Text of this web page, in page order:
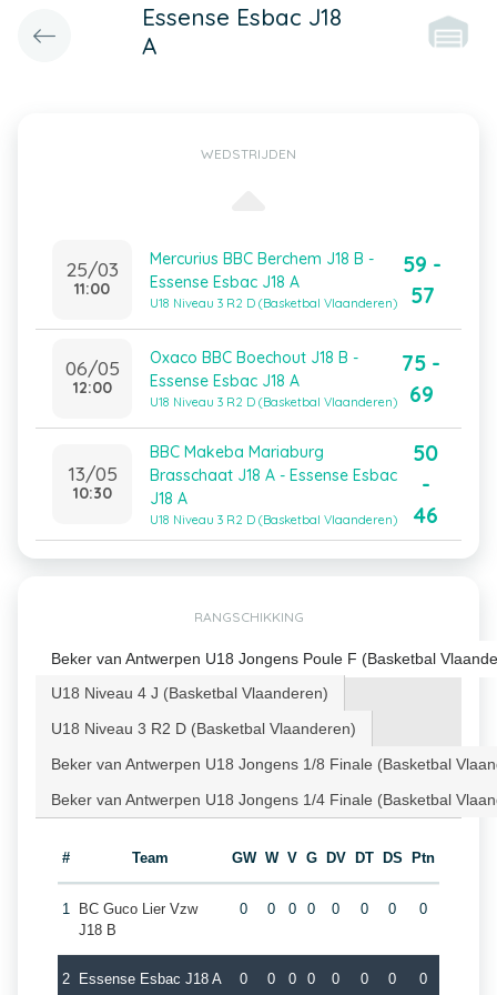
Essense Esbac J18
A
WEDSTRIJDEN
25/03
11:00
Mercurius BBC Berchem J18 B -
Essense Esbac J18 A
U18 Niveau 3 R2 D (Basketbal Vlaanderen)
59 -
57
06/05
12:00
Oxaco BBC Boechout J18 B -
Essense Esbac J18 A
U18 Niveau 3 R2 D (Basketbal Vlaanderen)
75 -
69
13/05
10:30
BBC Makeba Mariaburg
Brasschaat J18 A - Essense Esbac
J18 A
U18 Niveau 3 R2 D (Basketbal Vlaanderen)
50
-
46
RANGSCHIKKING
Beker van Antwerpen U18 Jongens Poule F (Basketbal
U18 Niveau 4 J (Basketbal Vlaanderen)
U18 Niveau 3 R2 D (Basketbal Vlaanderen)
Beker van Antwerpen U18 Jongens 1/8 Finale (Basketbal
Beker van Antwerpen U18 Jongens 1/4 Finale (Basketbal
# Team GW W V G DV DT DS Ptn
1
BC Guco Lier Vzw
J18 B
0 0 0 0 0 0 0 0
2 Essense Esbac J18 A 0 0 0 0 0 0 0 0